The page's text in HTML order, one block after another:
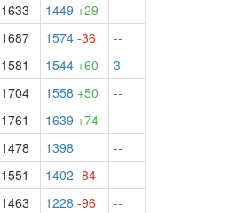
1633 1449 +29
--
1687 1574 -36
--
1581 1544 +60
3
1704 1558 +50
--
1761 1639 +74
--
1478 1398
--
1551 1402 -84
--
1463 1228 -96
--